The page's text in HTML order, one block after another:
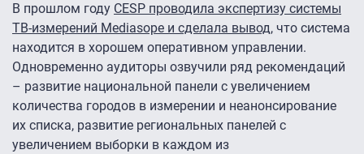
В прошлом году CESP проводила экспертизу системы
ТВ-измерений Mediasope и сделала вывод, что система
находится в хорошем оперативном управлении.
Одновременно аудиторы озвучили ряд рекомендаций
– развитие национальной панели с увеличением
количества городов в измерении и неанонсирование
их списка, развитие региональных панелей с
увеличением выборки в каждом из